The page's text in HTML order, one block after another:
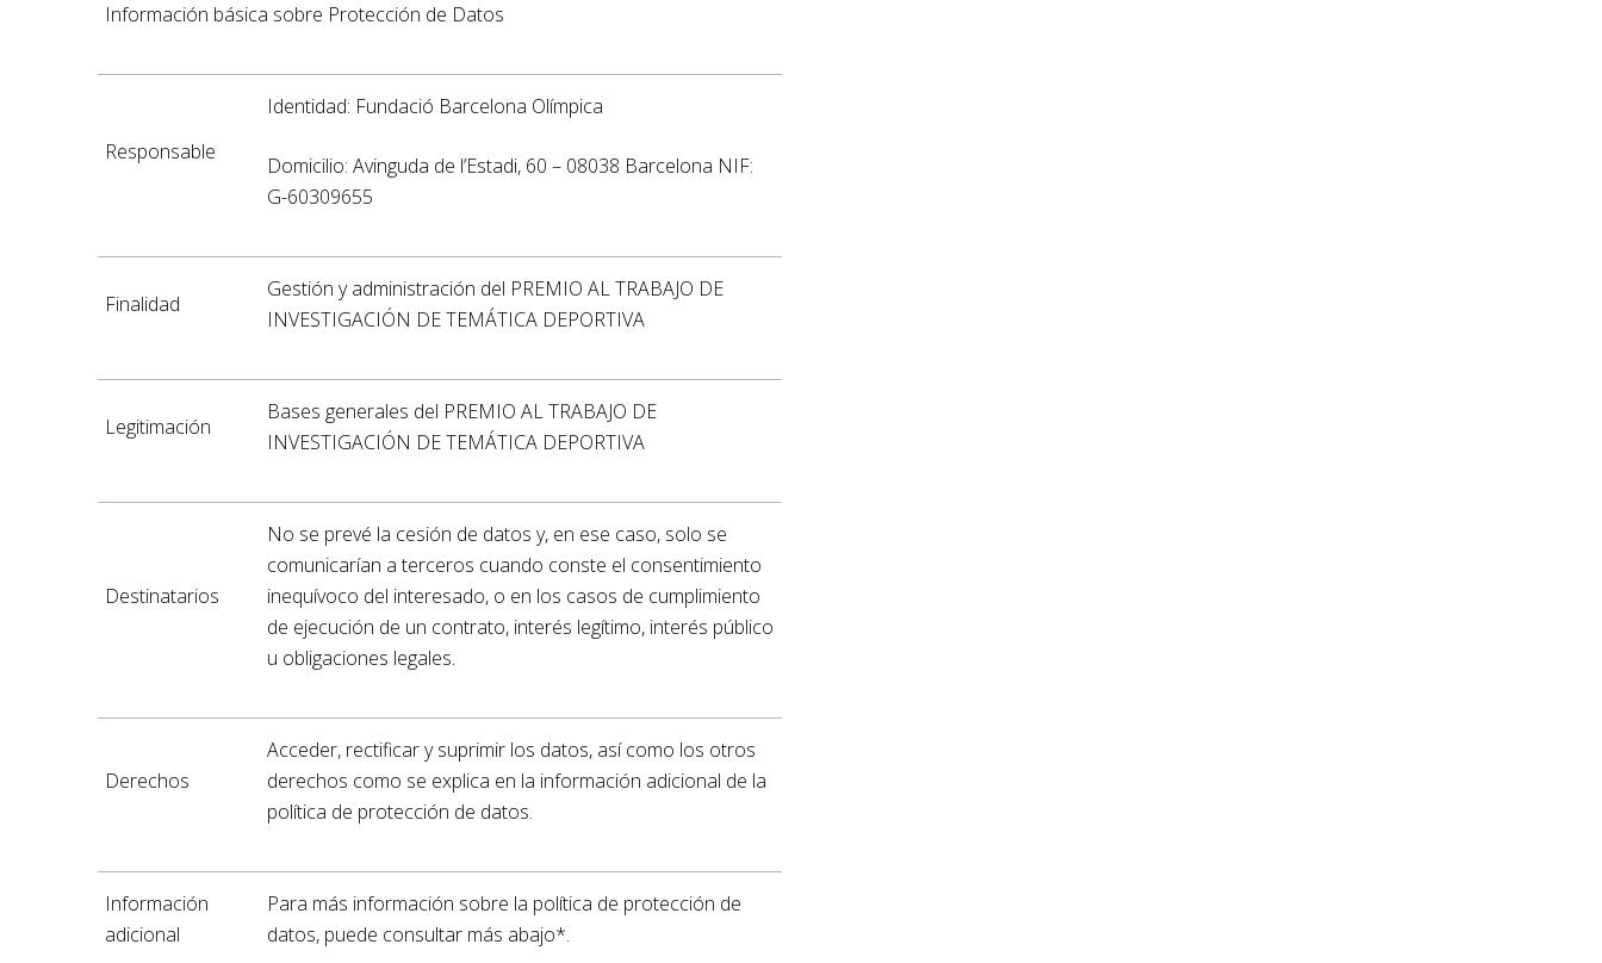
Información básica sobre Protección de Datos
Responsable
Identidad: Fundació Barcelona Olímpica
Domicilio: Avinguda de l’Estadi, 60 – 08038 Barcelona NIF:
G-60309655
Finalidad
Gestión y administración del PREMIO AL TRABAJO DE
INVESTIGACIÓN DE TEMÁTICA DEPORTIVA
Legitimación
Bases generales del PREMIO AL TRABAJO DE
INVESTIGACIÓN DE TEMÁTICA DEPORTIVA
Destinatarios
No se prevé la cesión de datos y, en ese caso, solo se
comunicarían a terceros cuando conste el consentimiento
inequívoco del interesado, o en los casos de cumplimiento
de ejecución de un contrato, interés legítimo, interés público
u obligaciones legales.
Derechos
Acceder, rectificar y suprimir los datos, así como los otros
derechos como se explica en la información adicional de la
política de protección de datos.
Información
adicional
Para más información sobre la política de protección de
datos, puede consultar más abajo*.